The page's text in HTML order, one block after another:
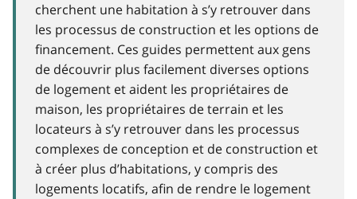
cherchent une habitation à s’y retrouver dans
les processus de construction et les options de
financement. Ces guides permettent aux gens
de découvrir plus facilement diverses options
de logement et aident les propriétaires de
maison, les propriétaires de terrain et les
locateurs à s’y retrouver dans les processus
complexes de conception et de construction et
à créer plus d’habitations, y compris des
logements locatifs, afin de rendre le logement